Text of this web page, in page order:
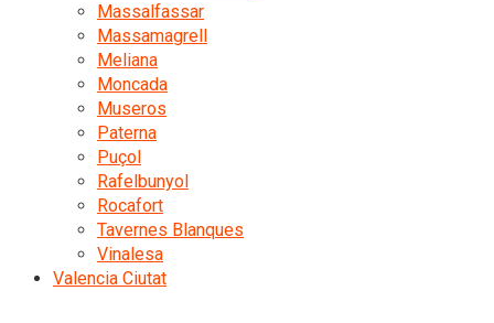
Massalfassar
Massamagrell
Meliana
Moncada
Museros
Paterna
Puçol
Rafelbunyol
Rocafort
Tavernes Blanques
Vinalesa
Valencia Ciutat